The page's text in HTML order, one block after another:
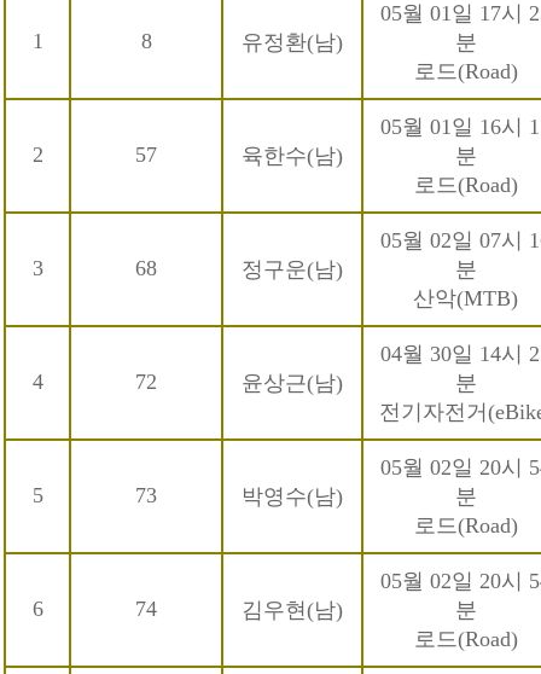
1 8 유정환(남)
05월 01일 17시
분
로드(Road)
2 57 육한수(남)
05월 01일 16시
분
로드(Road)
3 68 정구운(남)
05월 02일 07시
분
산악(MTB)
4 72 윤상근(남)
04월 30일 14시
분
전기자전거
5 73 박영수(남)
05월 02일 20시
분
로드(Road)
6 74 김우현(남)
05월 02일 20시
분
로드(Road)